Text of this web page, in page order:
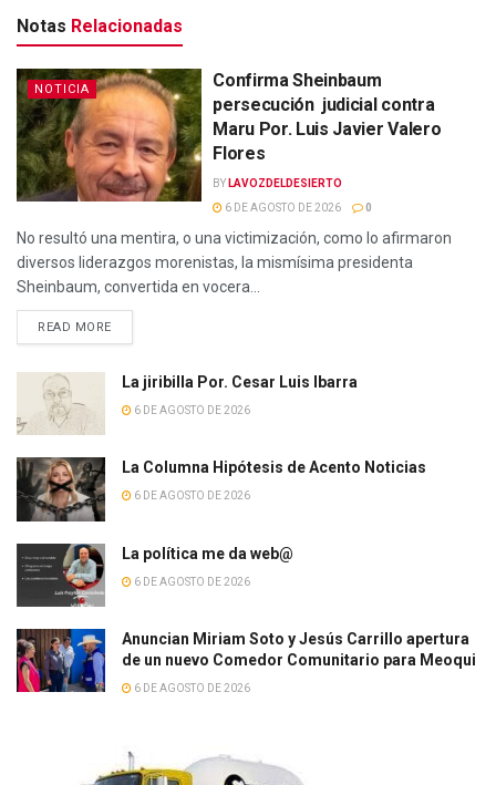
Notas Relacionadas
NOTICIA
Confirma Sheinbaum
persecución judicial contra
Maru Por. Luis Javier Valero
Flores
BY LAVOZDELDESIERTO
6 DE AGOSTO DE 2026
0
No resultó una mentira, o una victimización, como lo afirmaron
diversos liderazgos morenistas, la mismísima presidenta
Sheinbaum, convertida en vocera...
READ MORE
La jiribilla Por. Cesar Luis Ibarra
6 DE AGOSTO DE 2026
La Columna Hipótesis de Acento Noticias
6 DE AGOSTO DE 2026
La política me da web@
6 DE AGOSTO DE 2026
Anuncian Miriam Soto y Jesús Carrillo apertura
de un nuevo Comedor Comunitario para Meoqui
6 DE AGOSTO DE 2026